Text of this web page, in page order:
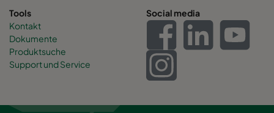
Tools
Kontakt
Dokumente
Produktsuche
Support und Service
Social media